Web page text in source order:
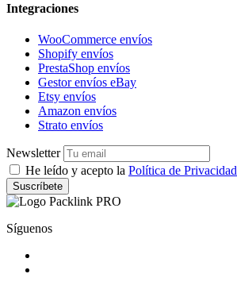
Integraciones
WooCommerce envíos
Shopify envíos
PrestaShop envíos
Gestor envíos eBay
Etsy envíos
Amazon envíos
Strato envíos
Newsletter
He leído y acepto la Política de Privacidad
Suscríbete
Síguenos